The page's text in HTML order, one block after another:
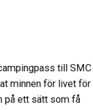
till SMC
minnen för livet för
på ett sätt som få